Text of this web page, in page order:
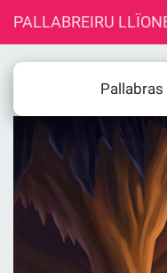
PALLABREIRU